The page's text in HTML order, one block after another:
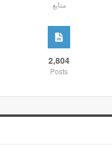
متابع
2,804
Posts